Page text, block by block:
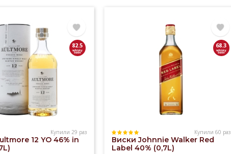
82.5
Купили 29 раз
12 YO 46% in
68.3
Купили 60 раз
Виски Johnnie Walker Red
Label 40% (0,7L)